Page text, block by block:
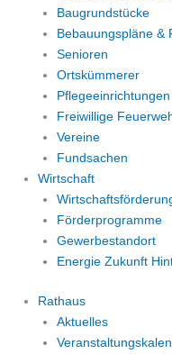
Baugrundstücke
Bebauungspläne &
Senioren
Ortskümmerer
Pflegeeinrichtungen
Freiwillige
Vereine
Fundsachen
Wirtschaft
Förderprogramme
Gewerbestandort
Energie Zukunft
Rathaus
Aktuelles